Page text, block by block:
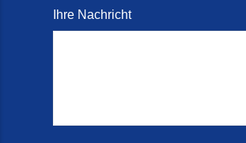
Ihre Nachricht